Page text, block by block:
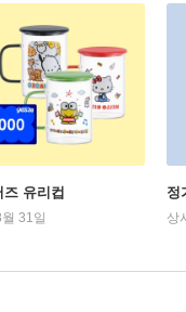
유리컵
31일
정
상